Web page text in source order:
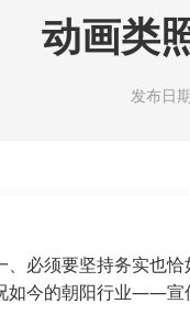
动画类
发布日
必须要坚持务实也
今的朝阳行业――宣